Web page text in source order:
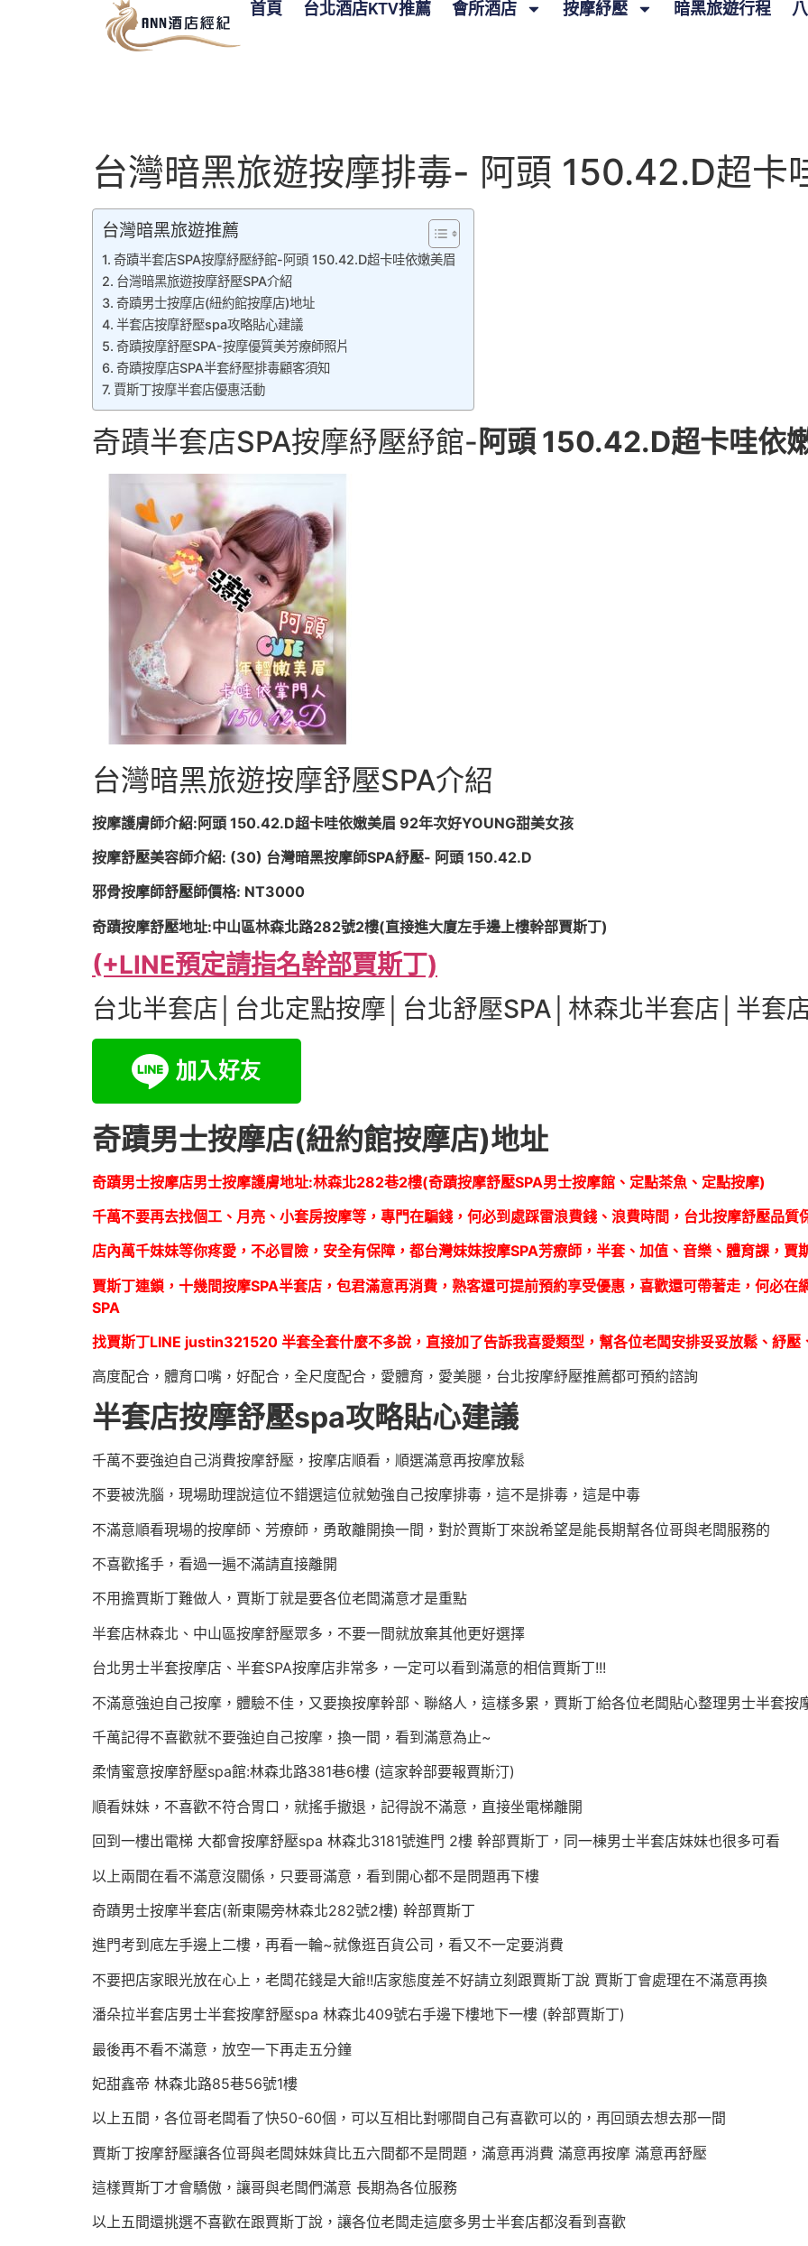
首頁 台北酒店KTV推薦 會所酒店 按摩紓壓 暗黑旅遊行程
台灣暗黑旅遊按摩排毒- 阿頭 150.42.D超卡
台灣暗黑旅遊推薦
奇蹟半套店SPA按摩紓壓紓館-阿頭 150.42.D超卡哇依嫩美眉
台灣暗黑旅遊按摩舒壓SPA介紹
奇蹟男士按摩店(紐約館按摩店)地址
半套店按摩舒壓spa攻略貼心建議
奇蹟按摩舒壓SPA-按摩優質美芳療師照片
奇蹟按摩店SPA半套紓壓排毒顧客須知
賈斯丁按摩半套店優惠活動
奇蹟半套店SPA按摩紓壓紓館- 阿頭 150.42.D超卡哇依
台灣暗黑旅遊按摩舒壓SPA介紹
按摩護膚師介紹:阿頭 150.42.D超卡哇依嫩美眉 92年次好YOUNG甜美女孩
按摩舒壓美容師介紹: (30) 台灣暗黑按摩師SPA紓壓- 阿頭 150.42.D
邪骨按摩師舒壓師價格: NT3000
奇蹟按摩舒壓地址:中山區林森北路282號2樓(直接進大廈左手邊上樓幹部賈斯丁)
(+LINE預定請指名幹部賈斯丁)
台北半套店│台北定點按摩│台北舒壓SPA│林森北半套店│半套
奇蹟男士按摩店(紐約館按摩店)地址
奇蹟男士按摩店男士按摩護膚地址:林森北282巷2樓(奇蹟按摩舒壓SPA男士按摩館、定點茶魚、定點按摩)
千萬不要再去找個工、月亮、小套房按摩等，專門在騙錢，何必到處踩雷浪費錢、浪費時間，台北按摩舒壓品質
店內萬千妹妹等你疼愛，不必冒險，安全有保障，都台灣妹妹按摩SPA芳療師，半套、加值、音樂、體育課，賈
賈斯丁連鎖，十幾間按摩SPA半套店，包君滿意再消費，熟客還可提前預約享受優惠，喜歡還可帶著走，何必
SPA
找賈斯丁LINE justin321520 半套全套什麼不多說，直接加了告訴我喜愛類型，幫各位老闆安排妥妥放鬆、紓壓
高度配合，體育口嘴，好配合，全尺度配合，愛體育，愛美腿，台北按摩紓壓推薦都可預約諮詢
半套店按摩舒壓spa攻略貼心建議
千萬不要強迫自己消費按摩舒壓，按摩店順看，順選滿意再按摩放鬆
不要被洗腦，現場助理說這位不錯選這位就勉強自己按摩排毒，這不是排毒，這是中毒
不滿意順看現場的按摩師、芳療師，勇敢離開換一間，對於賈斯丁來說希望是能長期幫各位哥與老闆服務的
不喜歡搖手，看過一遍不滿請直接離開
不用擔賈斯丁難做人，賈斯丁就是要各位老闆滿意才是重點
半套店林森北、中山區按摩舒壓眾多，不要一間就放棄其他更好選擇
台北男士半套按摩店、半套SPA按摩店非常多，一定可以看到滿意的相信賈斯丁!!!
不滿意強迫自己按摩，體驗不佳，又要換按摩幹部、聯絡人，這樣多累，賈斯丁給各位老闆貼心整理男士半套按
千萬記得不喜歡就不要強迫自己按摩，換一間，看到滿意為止~
柔情蜜意按摩舒壓spa館:林森北路381巷6樓 (這家幹部要報賈斯汀)
順看妹妹，不喜歡不符合胃口，就搖手撤退，記得說不滿意，直接坐電梯離開
回到一樓出電梯 大都會按摩舒壓spa 林森北3181號進門 2樓 幹部賈斯丁，同一棟男士半套店妹妹也很多可看
以上兩間在看不滿意沒關係，只要哥滿意，看到開心都不是問題再下樓
奇蹟男士按摩半套店(新東陽旁林森北282號2樓) 幹部賈斯丁
進門考到底左手邊上二樓，再看一輪~就像逛百貨公司，看又不一定要消費
不要把店家眼光放在心上，老闆花錢是大爺!!店家態度差不好請立刻跟賈斯丁說 賈斯丁會處理在不滿意再換
潘朵拉半套店男士半套按摩舒壓spa 林森北409號右手邊下樓地下一樓 (幹部賈斯丁)
最後再不看不滿意，放空一下再走五分鐘
妃甜鑫帝 林森北路85巷56號1樓
以上五間，各位哥老闆看了快50-60個，可以互相比對哪間自己有喜歡可以的，再回頭去想去那一間
賈斯丁按摩舒壓讓各位哥與老闆妹妹貨比五六間都不是問題，滿意再消費 滿意再按摩 滿意再舒壓
這樣賈斯丁才會驕傲，讓哥與老闆們滿意 長期為各位服務
以上五間還挑選不喜歡在跟賈斯丁說，讓各位老闆走這麼多男士半套店都沒看到喜歡